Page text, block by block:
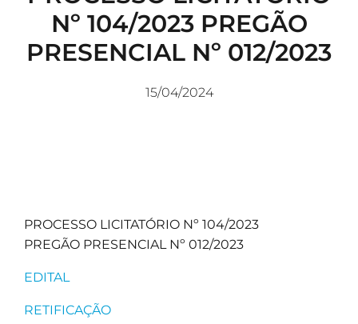
Nº 104/2023 PREGÃO
PRESENCIAL Nº 012/2023
15/04/2024
PROCESSO LICITATÓRIO Nº 104/2023
PREGÃO PRESENCIAL Nº 012/2023
EDITAL
RETIFICAÇÃO